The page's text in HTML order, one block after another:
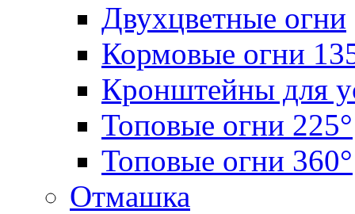
Двухцветные огни
Кормовые огни
Кронштейны для
Топовые огни 225°
Топовые огни 360°
Отмашка